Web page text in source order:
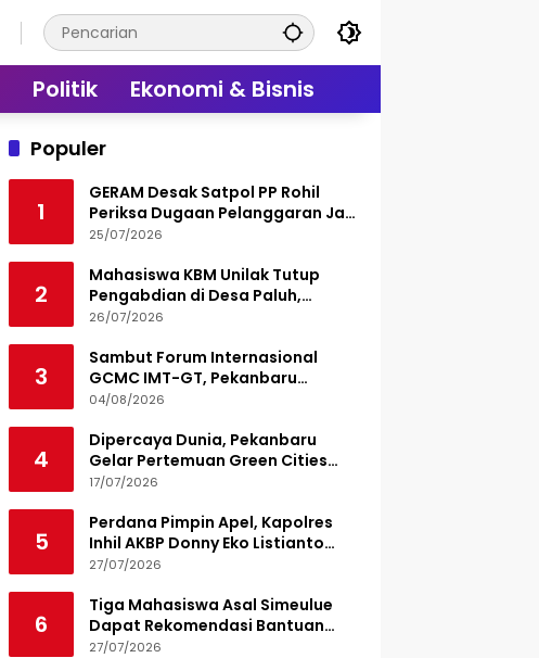
Politik Ekonomi & Bisnis
Populer
1
GERAM Desak Satpol PP Rohil
Periksa Dugaan Pelanggaran Jam
Operasional Hiburan Malam
25/07/2026
2
Mahasiswa KBM Unilak Tutup
Pengabdian di Desa Paluh,
Tinggalkan Jejak Edukasi Hukum
26/07/2026
3
Sambut Forum Internasional
GCMC IMT-GT, Pekanbaru
Matangkan Seluruh Persiapan
04/08/2026
4
Dipercaya Dunia, Pekanbaru
Gelar Pertemuan Green Cities
Mayor Council IMT-GT 2026
17/07/2026
5
Perdana Pimpin Apel, Kapolres
Inhil AKBP Donny Eko Listianto
Tekankan Disiplin
27/07/2026
6
Tiga Mahasiswa Asal Simeulue
Dapat Rekomendasi Bantuan
Pendidikan dari Jamaluddin
27/07/2026